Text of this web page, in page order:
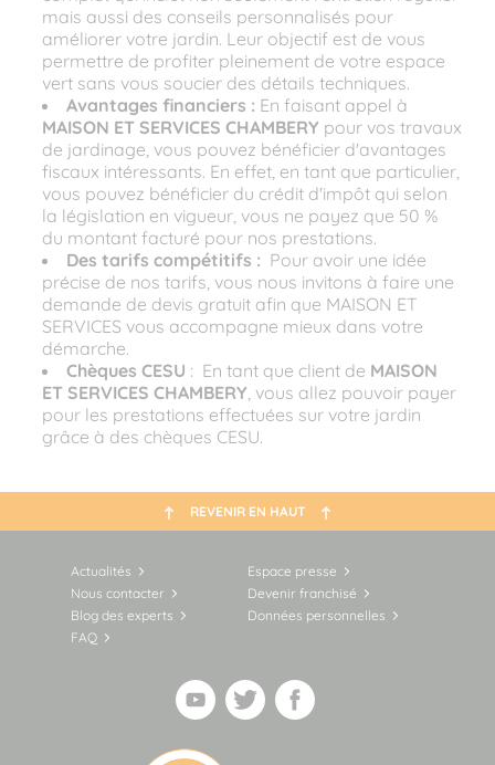
mais aussi des conseils personnalisés pour
améliorer votre jardin. Leur objectif est de vous
permettre de profiter pleinement de votre espace
vert sans vous soucier des détails techniques.
Avantages financiers : En faisant appel à
MAISON ET SERVICES CHAMBERY pour vos travaux
de jardinage, vous pouvez bénéficier d'avantages
fiscaux intéressants. En effet, en tant que particulier,
vous pouvez bénéficier du crédit d'impôt qui selon
la législation en vigueur, vous ne payez que 50 %
du montant facturé pour nos prestations.
Des tarifs compétitifs : Pour avoir une idée
précise de nos tarifs, vous nous invitons à faire une
demande de devis gratuit afin que MAISON ET
SERVICES vous accompagne mieux dans votre
démarche.
Chèques CESU : En tant que client de MAISON
ET SERVICES CHAMBERY, vous allez pouvoir payer
pour les prestations effectuées sur votre jardin
grâce à des chèques CESU.
REVENIR EN HAUT
Actualités
Espace presse
Nous contacter
Devenir franchisé
Blog des experts
Données personnelles
FAQ